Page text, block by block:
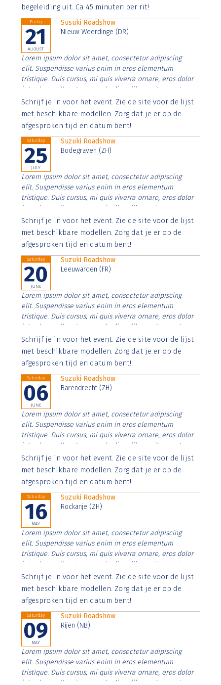
begeleiding uit. Ca 45 minuten per rit!
Friday
21
AUGUST
Susuki Roadshow
NIeuw Weerdinge (DR)
Lorem ipsum dolor sit amet, consectetur adipiscing
elit. Suspendisse varius enim in eros elementum
tristique. Duis cursus, mi quis viverra ornare, eros dolor
interdum nulla, ut commodo diam libero vitae erat.
Aenean faucibus nibh et justo cursus id rutrum lorem
imperdiet. Nunc ut sem vitae risus tristique posuere.
Schrijf je in voor het event. Zie de site voor de lijst
met beschikbare modellen. Zorg dat je er op de
afgesproken tijd en datum bent!
Saturday
25
JULY
Suzuki Roadshow
Bodegraven (ZH)
Lorem ipsum dolor sit amet, consectetur adipiscing
elit. Suspendisse varius enim in eros elementum
tristique. Duis cursus, mi quis viverra ornare, eros dolor
interdum nulla, ut commodo diam libero vitae erat.
Aenean faucibus nibh et justo cursus id rutrum lorem
imperdiet. Nunc ut sem vitae risus tristique posuere.
Schrijf je in voor het event. Zie de site voor de lijst
met beschikbare modellen. Zorg dat je er op de
afgesproken tijd en datum bent!
Saturday
20
JUNE
Suzuki Roadshow
Leeuwarden (FR)
Lorem ipsum dolor sit amet, consectetur adipiscing
elit. Suspendisse varius enim in eros elementum
tristique. Duis cursus, mi quis viverra ornare, eros dolor
interdum nulla, ut commodo diam libero vitae erat.
Aenean faucibus nibh et justo cursus id rutrum lorem
imperdiet. Nunc ut sem vitae risus tristique posuere.
Schrijf je in voor het event. Zie de site voor de lijst
met beschikbare modellen. Zorg dat je er op de
afgesproken tijd en datum bent!
Saturday
06
JUNE
Suzuki Roadshow
Barendrecht (ZH)
Lorem ipsum dolor sit amet, consectetur adipiscing
elit. Suspendisse varius enim in eros elementum
tristique. Duis cursus, mi quis viverra ornare, eros dolor
interdum nulla, ut commodo diam libero vitae erat.
Aenean faucibus nibh et justo cursus id rutrum lorem
imperdiet. Nunc ut sem vitae risus tristique posuere.
Schrijf je in voor het event. Zie de site voor de lijst
met beschikbare modellen. Zorg dat je er op de
afgesproken tijd en datum bent!
Saturday
16
MAY
Suzuki Roadshow
Rockanje (ZH)
Lorem ipsum dolor sit amet, consectetur adipiscing
elit. Suspendisse varius enim in eros elementum
tristique. Duis cursus, mi quis viverra ornare, eros dolor
interdum nulla, ut commodo diam libero vitae erat.
Aenean faucibus nibh et justo cursus id rutrum lorem
imperdiet. Nunc ut sem vitae risus tristique posuere.
Schrijf je in voor het event. Zie de site voor de lijst
met beschikbare modellen. Zorg dat je er op de
afgesproken tijd en datum bent!
Saturday
09
MAY
Suzuki Roadshow
Rijen (NB)
Lorem ipsum dolor sit amet, consectetur adipiscing
elit. Suspendisse varius enim in eros elementum
tristique. Duis cursus, mi quis viverra ornare, eros dolor
interdum nulla, ut commodo diam libero vitae erat.